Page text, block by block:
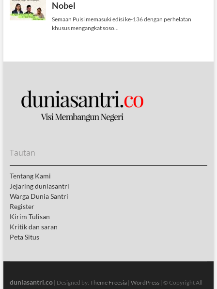
Tautan
Tentang Kami
Jejaring duniasantri
Warga Dunia Santri
Register
Kirim Tulisan
Kritik dan saran
Peta Situs
duniasantri.co| Designed by: Theme Freesia| WordPress| © Copyright All